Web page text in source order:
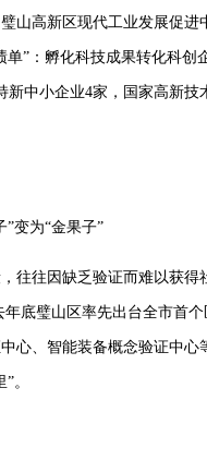
山高新区现代工业发展促
单”：孵化科技成果转化科创
新中小企业4家，国家高新
”变为“金果子”
往往因缺乏验证而难以获
年底璧山区率先出台全市首
心、智能装备概念验证中
。